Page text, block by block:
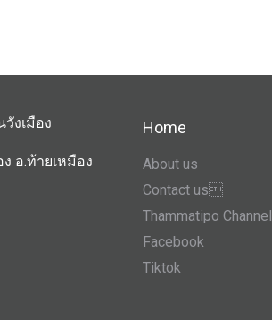
งเมือง
อ.ท้ายเหมือง
Home
About us
Contact us
Thammatipo Channel
Facebook
Tiktok